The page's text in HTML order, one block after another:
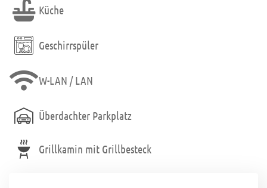
Küche
Geschirrspüler
W-LAN / LAN
Überdachter Parkplatz
Grillkamin mit Grillbesteck